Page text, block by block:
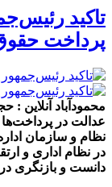
تاکید
پرداخت
محمودآباد آنلاین :
عدالت در
نظام و سازمان
در نظام اداری و
دانست و بازنگری